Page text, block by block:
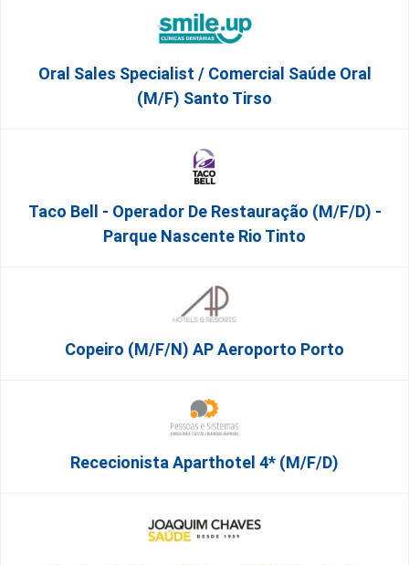
Oral Sales Specialist / Comercial Saúde Oral
(M/F) Santo Tirso
Taco Bell - Operador De Restauração (m/f/d) -
Parque Nascente Rio Tinto
Copeiro (M/F/N) AP Aeroporto Porto
Rececionista Aparthotel 4* (m/f/d)